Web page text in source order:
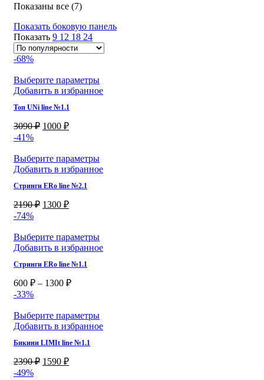
Показаны все (7)
Показать боковую панель
Показать 9 12 18 24
-68%
Выберите параметры
Добавить в избранное
Топ UNi line №1.1
3090₽ 1000 ₽
-41%
Выберите параметры
Добавить в избранное
Стринги ERo line №2.1
2190₽ 1300 ₽
-74%
Выберите параметры
Добавить в избранное
Стринги ERo line №1.1
600 ₽ – 1300 ₽
-33%
Выберите параметры
Добавить в избранное
Бикини LIMIt line №1.1
2390₽ 1590 ₽
-49%